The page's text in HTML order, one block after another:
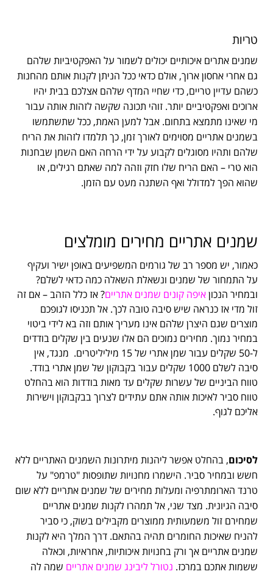
טריות
שמנים אתרים איכותיים יכולים לשמור על האפקטיביות שלהם
גם אחרי אחסון ארוך, אולם כדאי ככל הניתן לקנות אותם מהחנות
כשהם עדיין טריים, כדי שחיי המדף שלהם אצלכם בבית יהיו
ארוכים ואפקטיביים יותר. זוהי תכונה שקשה לזהות אותה עבור
מי שאינו מתמצא בתחום. אבל למען האמת, ככל שתשתמשו
בשמנים אתריים מסוימים לאורך זמן, כך תלמדו לזהות את הריח
שלהם ותהיו מסוגלים לקבוע על ידי הרחה האם השמן שבחנות
הוא טרי – האם הריח שלו חזק וזהה למה שאתם רגילים, או
שהוא הפך למדולל ואף השתנה מעט עם הזמן.
שמנים אתריים מחירים מומלצים
כאמור, יש מספר רב של גורמים המשפיעים באופן ישיר ועקיף
על התמחור של שמנים ונשאלת השאלה כמה כדאי לשלם?
ובמחיר הנכוןאיפה קונים שמנים אתריים? אז כלל הזהב – אם זה
זול מדי אז כנראה שיש סיבה טובה לכך. אל תכניסו לגופכם
מוצרים שגם היצרן שלהם אינו מעריך אותם וזה בא לידי ביטוי
במחיר נמוך. מחירים נמוכים הם אלו שנעים בין שקלים בודדים
ל-50 שקלים עבור שמן אתרי של 15 מיליליטרים. מנגד, אין
סיבה לשלם 1000 שקלים עבור בקבוקון של שמן אתרי בודד.
טווח הביניים של עשרות שקלים עד מאות בודדות הוא בהחלט
טווח סביר לאיכות אותה אתם עתידים לצרוך בבקבוקון וישירות
אליכם לגוף.
לסיכום, בהחלט אפשר ליהנות מיתרונות השמנים האתריים ללא
חשש ובמחיר סביר. הישמרו מחנויות שתופסות "טרמפ" על
טרנד הארומתרפיה ומעלות מחירים של שמנים אתריים ללא שום
סיבה הגיונית. מצד שני, אל תמהרו לקנות שמנים אתריים
שמחירם זול משמעותית ממוצרים מקבילים בשוק, כי סביר
להניח שאיכות החומרים תהיה בהתאם. דרך המלך היא לקנות
שמנים אתריים אך ורק בחנויות איכותיות, אחראיות, וכאלה
ששמות אתכם במרכז. נטורל ליבינג שמנים אתריים שמה לה